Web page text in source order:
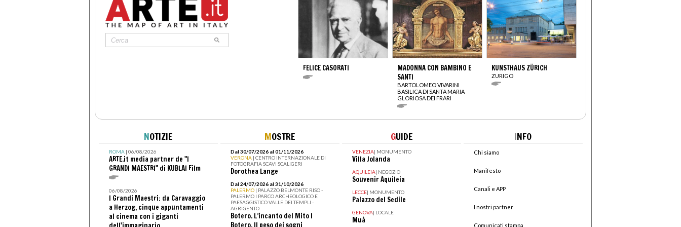
FELICE CASORATI
MADONNA CON BAMBINO E
SANTI
BARTOLOMEO VIVARINI
BASILICA DI SANTA MARIA
GLORIOSA DEI FRARI
KUNSTHAUS ZÜRICH
ZURIGO
NOTIZIE
ROMA| 06/08/2026
ARTE.it media partner de "I
GRANDI MAESTRI" di KUBLAI Film
06/08/2026
I Grandi Maestri: da Caravaggio
a Herzog, cinque appuntamenti
al cinema con i giganti
MOSTRE
Dal 30/07/2026 al 01/11/2026
VERONA | CENTRO INTERNAZIONALE DI
FOTOGRAFIA SCAVI SCALIGERI
Dorothea Lange
Dal 24/07/2026 al 31/10/2026
PALERMO | PALAZZO BELMONTE RISO -
PALERMO I PARCO ARCHEOLOGICO E
PAESAGGISTICO VALLE DEI TEMPLI -
AGRIGENTO
Botero. L’incanto del Mito I
Botero. Il peso dei sogni
GUIDE
VENEZIA| MONUMENTO
Villa Jolanda
AQUILEIA| NEGOZIO
Souvenir Aquileia
LECCE| MONUMENTO
Palazzo del Sedile
GENOVA| LOCALE
Muà
INFO
Chi siamo
Manifesto
Canali e APP
I nostri partner
Comunicati stampa